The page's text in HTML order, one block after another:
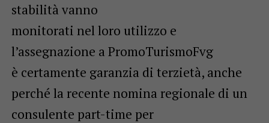
stabilità vanno
monitorati nel loro utilizzo e
l’assegnazione a PromoTurismoFvg
è certamente garanzia di terzietà, anche
perché la recente nomina regionale di un
consulente part-time per